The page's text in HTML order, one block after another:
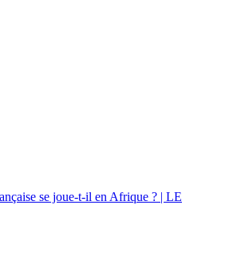
se joue-t-il en Afrique ? | LE